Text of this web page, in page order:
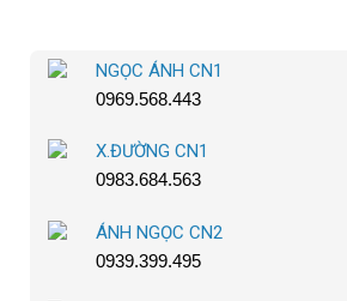
NGỌC ÁNH CN1
0969.568.443
X.ĐƯỜNG CN1
0983.684.563
ÁNH NGỌC CN2
0939.399.495